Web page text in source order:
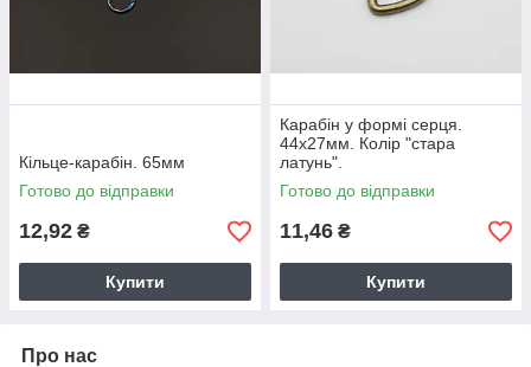
Кільце-карабін. 65мм
Готово до відправки
12,92 ₴
Купити
Карабін у формі серця.
44х27мм. Колір "стара
латунь".
Готово до відправки
11,46 ₴
Купити
Про нас